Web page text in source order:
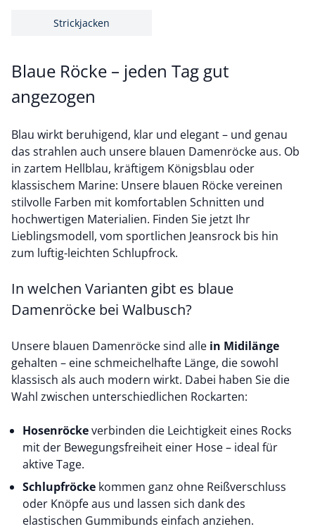
Strickjacken
Blaue Röcke – jeden Tag gut
angezogen
Blau wirkt beruhigend, klar und elegant – und genau
das strahlen auch unsere blauen Damenröcke aus. Ob
in zartem Hellblau, kräftigem Königsblau oder
klassischem Marine: Unsere blauen Röcke vereinen
stilvolle Farben mit komfortablen Schnitten und
hochwertigen Materialien. Finden Sie jetzt Ihr
Lieblingsmodell, vom sportlichen Jeansrock bis hin
zum luftig-leichten Schlupfrock.
In welchen Varianten gibt es blaue
Damenröcke bei Walbusch?
Unsere blauen Damenröcke sind alle in Midilänge
gehalten – eine schmeichelhafte Länge, die sowohl
klassisch als auch modern wirkt. Dabei haben Sie die
Wahl zwischen unterschiedlichen Rockarten:
Hosenröckeverbinden die Leichtigkeit eines Rocks
mit der Bewegungsfreiheit einer Hose – ideal für
aktive Tage.
Schlupfröcke kommen ganz ohne Reißverschluss
oder Knöpfe aus und lassen sich dank des
elastischen Gummibunds einfach anziehen.